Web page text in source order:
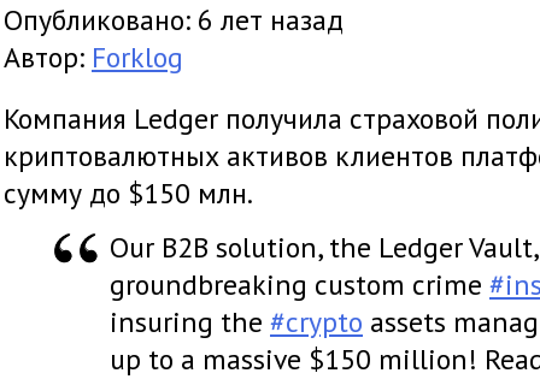
Опубликовано: 6 лет назад
Автор: Forklog
Компания Ledger получила страховой
криптовалютных активов клиентов
сумму до $150 млн.
Our B2B solution, the Ledger
groundbreaking custom crime
insuring the #crypto assets
up to a massive $150 million!